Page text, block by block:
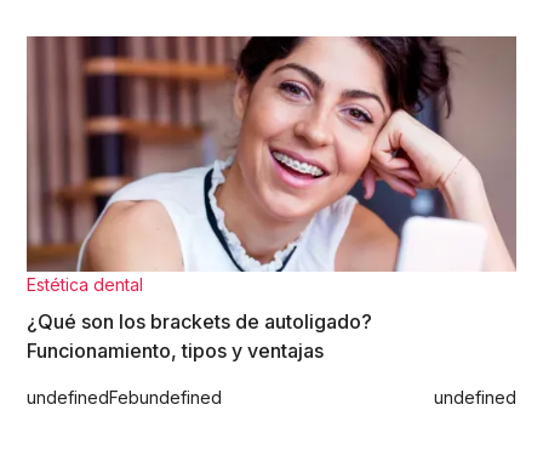
Estética dental
¿Qué son los brackets de autoligado?
Funcionamiento, tipos y ventajas
undefinedFebundefined undefined